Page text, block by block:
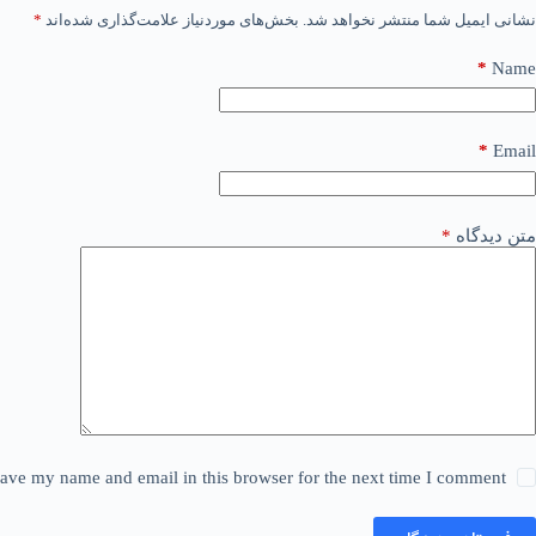
نشانی ایمیل شما منتشر نخواهد شد. بخش‌های موردنیاز علامت‌گذاری شده‌اند *
Name
*
Email
*
متن دیدگاه *
my name and email in this browser for the next time I comment.